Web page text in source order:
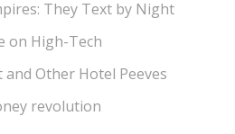
They Text by Night
on High-Tech
Other Hotel Peeves
revolution